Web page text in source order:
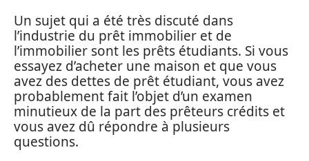
Un sujet qui a été très discuté dans
l’industrie du prêt immobilier et de
l’immobilier sont les prêts étudiants. Si vous
essayez d’acheter une maison et que vous
avez des dettes de prêt étudiant, vous avez
probablement fait l’objet d’un examen
minutieux de la part des prêteurs crédits et
vous avez dû répondre à plusieurs
questions.